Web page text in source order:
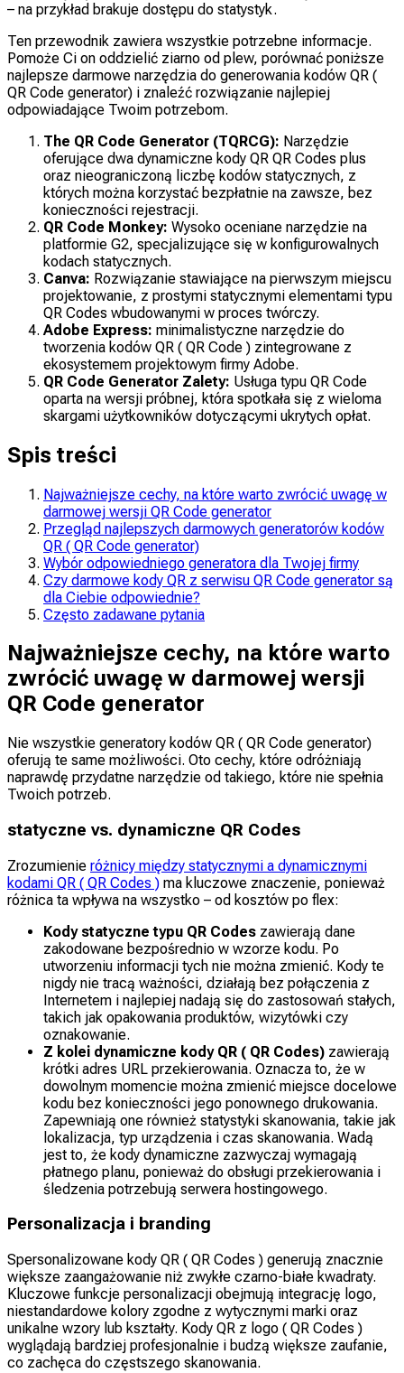
– na przykład brakuje dostępu do statystyk.
Ten przewodnik zawiera wszystkie potrzebne informacje.
Pomoże Ci on oddzielić ziarno od plew, porównać poniższe
najlepsze darmowe narzędzia do generowania kodów QR (
QR Code generator) i znaleźć rozwiązanie najlepiej
odpowiadające Twoim potrzebom.
The QR Code Generator (TQRCG): Narzędzie
oferujące dwa dynamiczne kody QR QR Codes plus
oraz nieograniczoną liczbę kodów statycznych, z
których można korzystać bezpłatnie na zawsze, bez
konieczności rejestracji.
QR Code Monkey: Wysoko oceniane narzędzie na
platformie G2, specjalizujące się w konfigurowalnych
kodach statycznych.
Canva: Rozwiązanie stawiające na pierwszym miejscu
projektowanie, z prostymi statycznymi elementami typu
QR Codes wbudowanymi w proces twórczy.
Adobe Express: minimalistyczne narzędzie do
tworzenia kodów QR ( QR Code ) zintegrowane z
ekosystemem projektowym firmy Adobe.
QR Code Generator Zalety: Usługa typu QR Code
oparta na wersji próbnej, która spotkała się z wieloma
skargami użytkowników dotyczącymi ukrytych opłat.
Spis treści
Najważniejsze cechy, na które warto zwrócić uwagę w
darmowej wersji QR Code generator
Przegląd najlepszych darmowych generatorów kodów
QR ( QR Code generator)
Wybór odpowiedniego generatora dla Twojej firmy
Czy darmowe kody QR z serwisu QR Code generator są
dla Ciebie odpowiednie?
Często zadawane pytania
Najważniejsze cechy, na które warto
zwrócić uwagę w darmowej wersji
QR Code generator
Nie wszystkie generatory kodów QR ( QR Code generator)
oferują te same możliwości. Oto cechy, które odróżniają
naprawdę przydatne narzędzie od takiego, które nie spełnia
Twoich potrzeb.
statyczne vs. dynamiczne QR Codes
Zrozumienie różnicy między statycznymi a dynamicznymi
kodami QR ( QR Codes ) ma kluczowe znaczenie, ponieważ
różnica ta wpływa na wszystko – od kosztów po flex:
Kody statyczne typu QR Codes zawierają dane
zakodowane bezpośrednio w wzorze kodu. Po
utworzeniu informacji tych nie można zmienić. Kody te
nigdy nie tracą ważności, działają bez połączenia z
Internetem i najlepiej nadają się do zastosowań stałych,
takich jak opakowania produktów, wizytówki czy
oznakowanie.
Z kolei dynamiczne kody QR ( QR Codes) zawierają
krótki adres URL przekierowania. Oznacza to, że w
dowolnym momencie można zmienić miejsce docelowe
kodu bez konieczności jego ponownego drukowania.
Zapewniają one również statystyki skanowania, takie jak
lokalizacja, typ urządzenia i czas skanowania. Wadą
jest to, że kody dynamiczne zazwyczaj wymagają
płatnego planu, ponieważ do obsługi przekierowania i
śledzenia potrzebują serwera hostingowego.
Personalizacja i branding
Spersonalizowane kody QR ( QR Codes ) generują znacznie
większe zaangażowanie niż zwykłe czarno-białe kwadraty.
Kluczowe funkcje personalizacji obejmują integrację logo,
niestandardowe kolory zgodne z wytycznymi marki oraz
unikalne wzory lub kształty. Kody QR z logo ( QR Codes )
wyglądają bardziej profesjonalnie i budzą większe zaufanie,
co zachęca do częstszego skanowania.